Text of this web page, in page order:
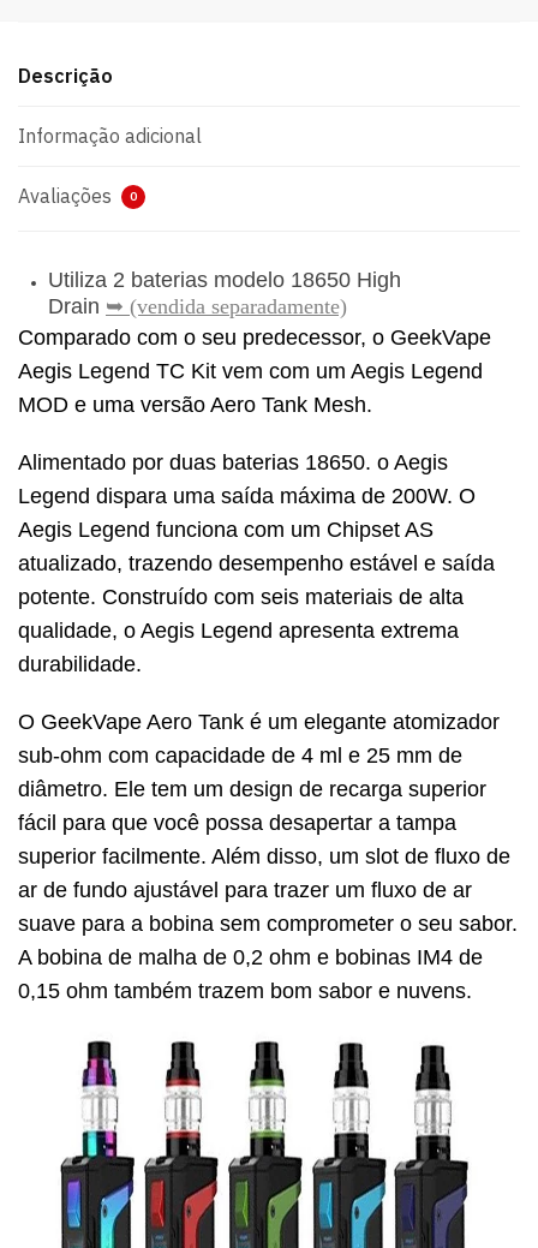
Descrição
Informação adicional
Avaliações 0
Utiliza 2 baterias modelo 18650 High
Drain ➥ (vendida separadamente)
Comparado com o seu predecessor, o GeekVape
Aegis Legend TC Kit vem com um Aegis Legend
MOD e uma versão Aero Tank Mesh.
Alimentado por duas baterias 18650. o Aegis
Legend dispara uma saída máxima de 200W. O
Aegis Legend funciona com um Chipset AS
atualizado, trazendo desempenho estável e saída
potente. Construído com seis materiais de alta
qualidade, o Aegis Legend apresenta extrema
durabilidade.
O GeekVape Aero Tank é um elegante atomizador
sub-ohm com capacidade de 4 ml e 25 mm de
diâmetro. Ele tem um design de recarga superior
fácil para que você possa desapertar a tampa
superior facilmente. Além disso, um slot de fluxo de
ar de fundo ajustável para trazer um fluxo de ar
suave para a bobina sem comprometer o seu sabor.
A bobina de malha de 0,2 ohm e bobinas IM4 de
0,15 ohm também trazem bom sabor e nuvens.